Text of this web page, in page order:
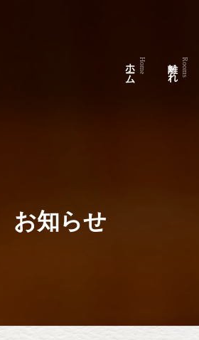
ホーム Home 離 れ Rooms
お知らせ